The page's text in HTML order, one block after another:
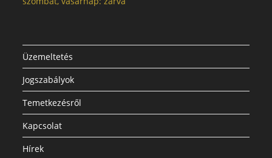
Üzemeltetés
Jogszabályok
Temetkezésről
Kapcsolat
Hírek